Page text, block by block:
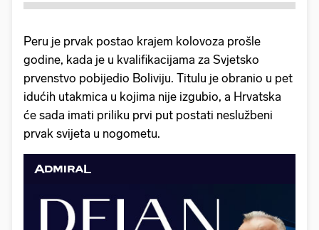
Peru je prvak postao krajem kolovoza prošle
godine, kada je u kvalifikacijama za Svjetsko
prvenstvo pobijedio Boliviju. Titulu je obranio u pet
idućih utakmica u kojima nije izgubio, a Hrvatska
će sada imati priliku prvi put postati neslužbeni
prvak svijeta u nogometu.